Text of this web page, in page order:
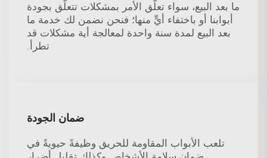
ما بعد البيع، سواء تعلّق الأمر بمشكلات تتعلّق بجودة
أبوابنا أو باختفاء أيٍّ منها؛ فنحن نضمن لك خدمة ما
بعد البيع لمدة سنة واحدة لمعالجة أية مشكلات قد
تطرأ.
ضمان الجودة
تلعب الأبواب المقاومة للحريق وظيفةً حيويةً في